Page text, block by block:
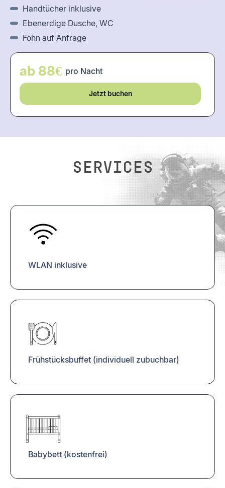
Handtücher inklusive
Ebenerdige Dusche, WC
Föhn auf Anfrage
ab 88€ pro Nacht
Jetzt buchen
Services
WLAN inklusive
Frühstücksbuffet (individuell zubuchbar)
Babybett (kostenfrei)